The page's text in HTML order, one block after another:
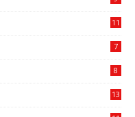
11
7
8
13